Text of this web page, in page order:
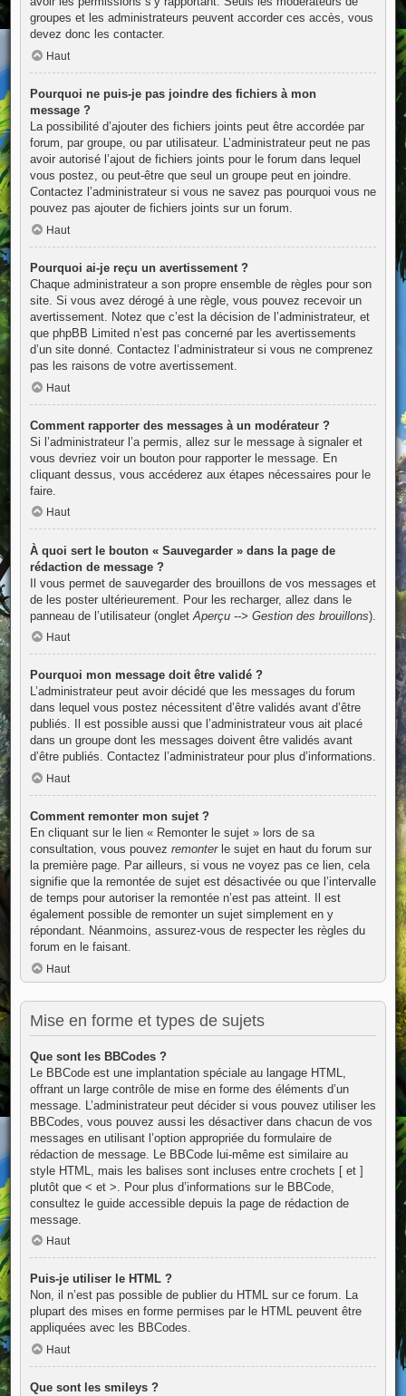
groupes et les administrateurs peuvent accorder ces accès, vous
devez donc les contacter.
Haut
Pourquoi ne puis-je pas joindre des fichiers à mon
message ?
La possibilité d’ajouter des fichiers joints peut être accordée par
forum, par groupe, ou par utilisateur. L’administrateur peut ne pas
avoir autorisé l’ajout de fichiers joints pour le forum dans lequel
vous postez, ou peut-être que seul un groupe peut en joindre.
Contactez l’administrateur si vous ne savez pas pourquoi vous ne
pouvez pas ajouter de fichiers joints sur un forum.
Haut
Pourquoi ai-je reçu un avertissement ?
Chaque administrateur a son propre ensemble de règles pour son
site. Si vous avez dérogé à une règle, vous pouvez recevoir un
avertissement. Notez que c’est la décision de l’administrateur, et
que phpBB Limited n’est pas concerné par les avertissements
d’un site donné. Contactez l’administrateur si vous ne comprenez
pas les raisons de votre avertissement.
Haut
Comment rapporter des messages à un modérateur ?
Si l’administrateur l’a permis, allez sur le message à signaler et
vous devriez voir un bouton pour rapporter le message. En
cliquant dessus, vous accéderez aux étapes nécessaires pour le
faire.
Haut
À quoi sert le bouton « Sauvegarder » dans la page de
rédaction de message ?
Il vous permet de sauvegarder des brouillons de vos messages et
de les poster ultérieurement. Pour les recharger, allez dans le
panneau de l’utilisateur (onglet Aperçu --> Gestion des brouillons).
Haut
Pourquoi mon message doit être validé ?
L’administrateur peut avoir décidé que les messages du forum
dans lequel vous postez nécessitent d’être validés avant d’être
publiés. Il est possible aussi que l’administrateur vous ait placé
dans un groupe dont les messages doivent être validés avant
d’être publiés. Contactez l’administrateur pour plus d’informations.
Haut
Comment remonter mon sujet ?
En cliquant sur le lien « Remonter le sujet » lors de sa
consultation, vous pouvez remonterle sujet en haut du forum sur
la première page. Par ailleurs, si vous ne voyez pas ce lien, cela
signifie que la remontée de sujet est désactivée ou que l’intervalle
de temps pour autoriser la remontée n’est pas atteint. Il est
également possible de remonter un sujet simplement en y
répondant. Néanmoins, assurez-vous de respecter les règles du
forum en le faisant.
Haut
Mise en forme et types de sujets
Que sont les BBCodes ?
Le BBCode est une implantation spéciale au langage HTML,
offrant un large contrôle de mise en forme des éléments d’un
message. L’administrateur peut décider si vous pouvez utiliser les
BBCodes, vous pouvez aussi les désactiver dans chacun de vos
messages en utilisant l’option appropriée du formulaire de
rédaction de message. Le BBCode lui-même est similaire au
style HTML, mais les balises sont incluses entre crochets [ et ]
plutôt que < et >. Pour plus d’informations sur le BBCode,
consultez le guide accessible depuis la page de rédaction de
message.
Haut
Puis-je utiliser le HTML ?
Non, il n’est pas possible de publier du HTML sur ce forum. La
plupart des mises en forme permises par le HTML peuvent être
appliquées avec les BBCodes.
Haut
Que sont les smileys ?